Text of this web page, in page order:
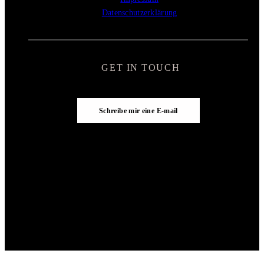
GET IN TOUCH
Schreibe mir eine E-mail
Datenschutzerklärung